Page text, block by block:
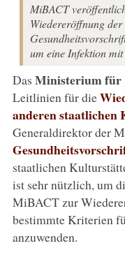
MiBACT
Wiedereröffnung
um eine Infektion
Das Ministerium für
Leitlinien für die
anderen
Generaldirektor der
staatlichen
ist sehr nützlich, um
MiBACT zur
bestimmte Kriterien
anzuwenden.